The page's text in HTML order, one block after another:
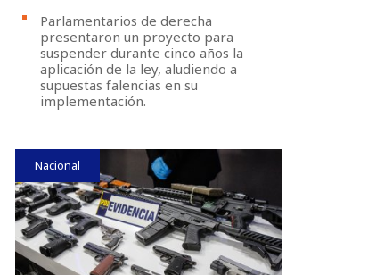
Parlamentarios de derecha
presentaron un proyecto para
suspender durante cinco años la
aplicación de la ley, aludiendo a
supuestas falencias en su
implementación.
Nacional